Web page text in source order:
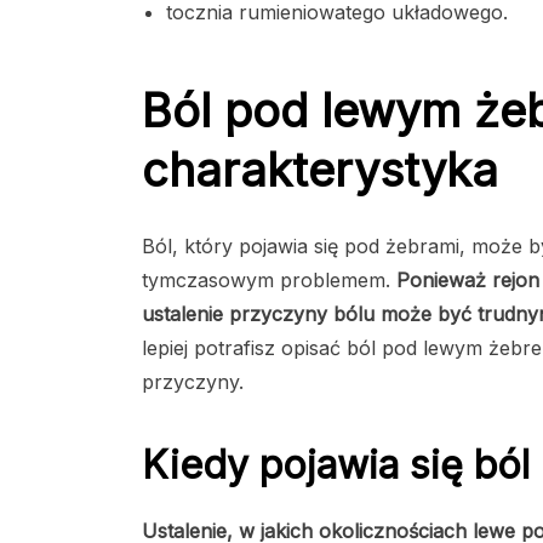
tocznia rumieniowatego układowego.
Ból pod lewym
charakterystyka
Ból, który pojawia się pod żebrami, może
tymczasowym problemem. Ponieważ
ustalenie przyczyny bólu może być
lepiej potrafisz opisać ból pod lewym
przyczyny.
Kiedy pojawia się
Ustalenie, w jakich okolicznościach lewe